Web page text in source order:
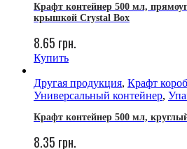
Крафт контейнер 500 мл,
крышкой Crystal Box
8.65 грн.
Купить
Другая продукция, Крафт
Универсальный контейнер,
Крафт контейнер 500 мл,
8.35 грн.